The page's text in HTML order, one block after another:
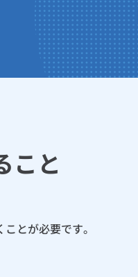
こと
とが必要です。